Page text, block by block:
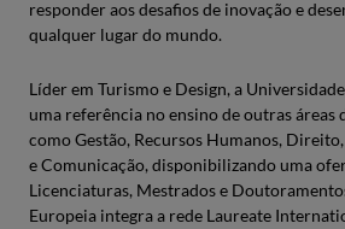
responder aos desafios de inovação e
qualquer lugar do mundo.
Líder em Turismo e Design, a
uma referência no ensino de outras áreas
como Gestão, Recursos Humanos,
e Comunicação, disponibilizando uma
Licenciaturas, Mestrados e
Europeia integra a rede Laureate